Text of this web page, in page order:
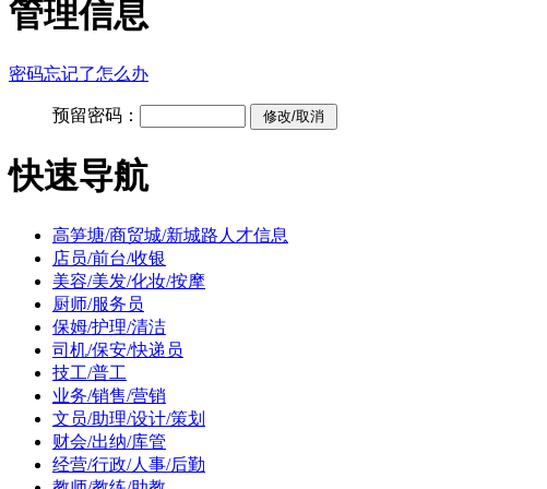
管理信息
密码忘记了怎么办
预留密码：
快速导航
高笋塘/商贸城/新城路人才信息
店员/前台/收银
美容/美发/化妆/按摩
厨师/服务员
保姆/护理/清洁
司机/保安/快递员
技工/普工
业务/销售/营销
文员/助理/设计/策划
财会/出纳/库管
经营/行政/人事/后勤